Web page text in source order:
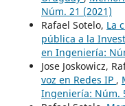
Núm. 21 (2021)
Rafael Sotelo, La
pública a la
en Ingeniería:
Jose Joskowicz,
voz en Redes IP ,
Ingeniería: Núm.